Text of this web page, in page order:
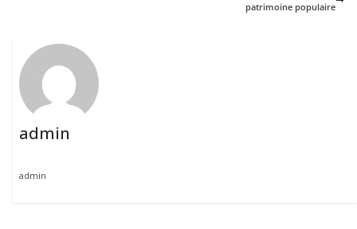
patrimoine populaire
admin
admin